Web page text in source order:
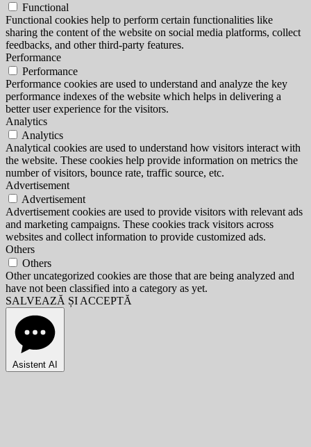
Functional
Functional cookies help to perform certain functionalities like
sharing the content of the website on social media platforms, collect
feedbacks, and other third-party features.
Performance
Performance
Performance cookies are used to understand and analyze the key
performance indexes of the website which helps in delivering a
better user experience for the visitors.
Analytics
Analytics
Analytical cookies are used to understand how visitors interact with
the website. These cookies help provide information on metrics the
number of visitors, bounce rate, traffic source, etc.
Advertisement
Advertisement
Advertisement cookies are used to provide visitors with relevant ads
and marketing campaigns. These cookies track visitors across
websites and collect information to provide customized ads.
Others
Others
Other uncategorized cookies are those that are being analyzed and
have not been classified into a category as yet.
SALVEAZĂ ȘI ACCEPTĂ
Asistent AI